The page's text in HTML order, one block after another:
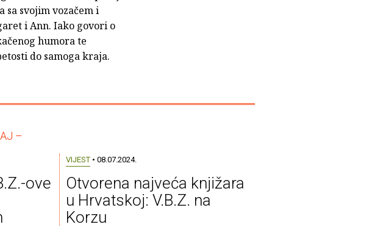
sa svojim vozačem i
i Ann. Iako govori o
humora te
do samoga kraja.
–
ove
VIJEST• 08.07.2024.
Otvorena najveća knjižara
u Hrvatskoj: V.B.Z. na
Korzu